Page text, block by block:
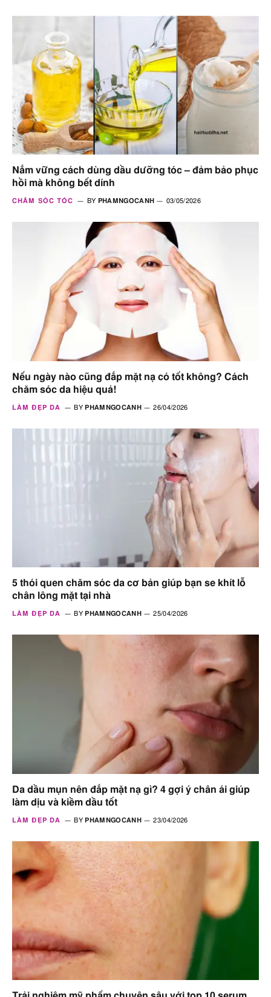
Nắm vững cách dùng dầu dưỡng tóc – đảm bảo phục
hồi mà không bết dính
CHĂM SÓC TÓC BY PHAMNGOCANH 03/05/2026
Nếu ngày nào cũng đắp mặt nạ có tốt không? Cách
chăm sóc da hiệu quả!
LÀM ĐẸP DA BY PHAMNGOCANH 26/04/2026
5 thói quen chăm sóc da cơ bản giúp bạn se khít lỗ
chân lông mặt tại nhà
LÀM ĐẸP DA BY PHAMNGOCANH 25/04/2026
Da dầu mụn nên đắp mặt nạ gì? 4 gợi ý chân ái giúp
làm dịu và kiềm dầu tốt
LÀM ĐẸP DA BY PHAMNGOCANH 23/04/2026